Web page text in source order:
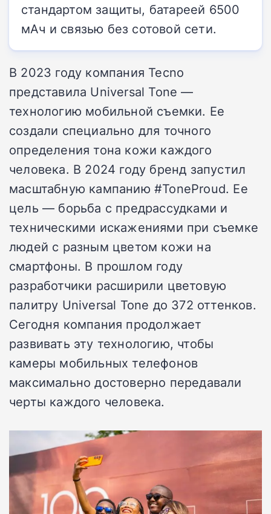
стандартом защиты, батареей 6500
мАч и связью без сотовой сети.
В 2023 году компания Tecno
представила Universal Tone —
технологию мобильной съемки. Ее
создали специально для точного
определения тона кожи каждого
человека. В 2024 году бренд запустил
масштабную кампанию #ToneProud. Ее
цель — борьба с предрассудками и
техническими искажениями при съемке
людей с разным цветом кожи на
смартфоны. В прошлом году
разработчики расширили цветовую
палитру Universal Tone до 372 оттенков.
Сегодня компания продолжает
развивать эту технологию, чтобы
камеры мобильных телефонов
максимально достоверно передавали
черты каждого человека.